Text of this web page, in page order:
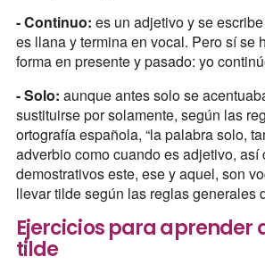
- Continuo: es un adjetivo y se
es llana y termina en vocal. Pero sí se
forma en presente y pasado: yo
- Solo: aunque antes solo se
sustituirse por solamente, según las
ortografía española, “la palabra solo,
adverbio como cuando es adjetivo, así
demostrativos este, ese y aquel, son
llevar tilde según las reglas generales
Ejercicios para aprender
tilde